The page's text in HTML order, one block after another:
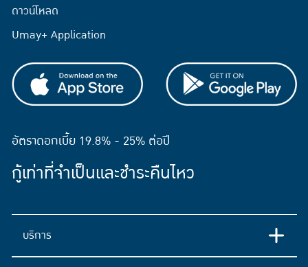
ดาวน์โหลด
Umay+ Application
อัตราดอกเบี้ย 19.8% - 25% ต่อปี
กู้เท่าที่จำเป็นและชำระคืนไหว
บริการ